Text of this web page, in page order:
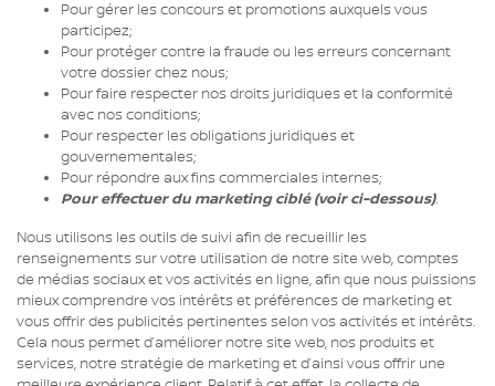
Pour gérer les concours et promotions auxquels vous
participez;
Pour protéger contre la fraude ou les erreurs concernant
votre dossier chez nous;
Pour faire respecter nos droits juridiques et la conformité
avec nos conditions;
Pour respecter les obligations juridiques et
gouvernementales;
Pour répondre aux fins commerciales internes;
Pour effectuer du marketing ciblé (voir ci-dessous).
Nous utilisons les outils de suivi afin de recueillir les
renseignements sur votre utilisation de notre site web, comptes
de médias sociaux et vos activités en ligne, afin que nous puissions
mieux comprendre vos intérêts et préférences de marketing et
vous offrir des publicités pertinentes selon vos activités et intérêts.
Cela nous permet d’améliorer notre site web, nos produits et
services, notre stratégie de marketing et d’ainsi vous offrir une